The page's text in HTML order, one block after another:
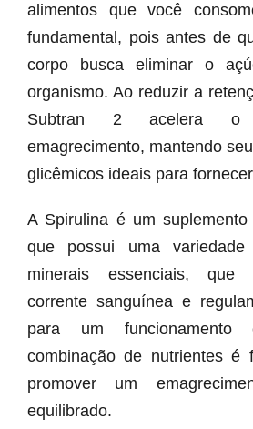
alimentos que você
fundamental, pois antes de
corpo busca eliminar o
organismo. Ao reduzir a
Subtran 2 acelera o
emagrecimento, mantendo
glicêmicos ideais para
A Spirulina é um suplemento
que possui uma
minerais essenciais, que
corrente sanguínea e
para um funcionamento
combinação de nutrientes é
promover um
equilibrado.